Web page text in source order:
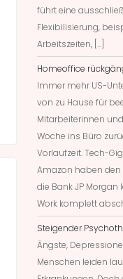
führt eine
Flexibilisierung,
Arbeitszeiten, […]
Homeoffice
Immer mehr US-
von zu Hause für
Mitarbeiterinnen
Woche ins Büro
Vorlaufzeit. Tech-
Amazon haben
die Bank JP
Work komplett
Steigender
Ängste,
Menschen leiden